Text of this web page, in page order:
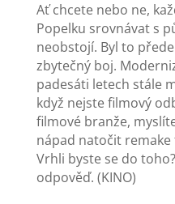
Ať chcete nebo ne,
Popelku srovnávat s
neobstojí. Byl to
zbytečný boj.
padesáti letech stále
když nejste filmový
filmové branže,
nápad natočit
Vrhli byste se do
odpověď. (KINO)